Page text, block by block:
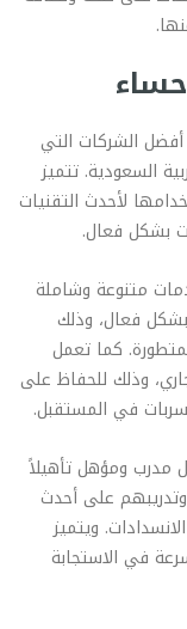
الشركات التي
السعودية. تتميز
لأحدث التقنيات
بشكل فعال.
متنوعة وشاملة
بشكل فعال، وذلك
كما تعمل
وذلك للحفاظ على
في المستقبل.
مدرب ومؤهل تأهيلاً
وتدريبهم على أحدث
ويتميز
في الاستجابة